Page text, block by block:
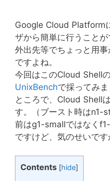
Google Cloud Platform
ザから簡単に行うことが
外出先等でちょっと用
ですよね。
今回はこのCloud Shell
UnixBenchで採ってみま
ところで、Cloud Shell
す。（ブースト時はn1-
前はg1-smallではなく
ですけど、気のせいです
Contents [hide]